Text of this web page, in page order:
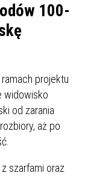
100-
projektu
widowisko
od zarania
aż po
szarfami oraz